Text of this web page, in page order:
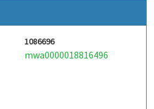
1086696
mwa0000018816496